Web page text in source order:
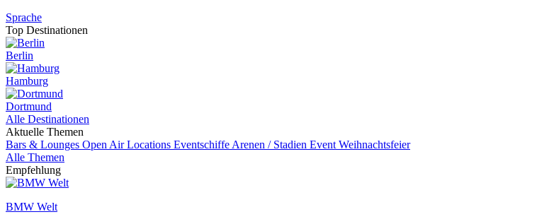
Sprache
Top Destinationen
Berlin
Hamburg
Dortmund
Alle Destinationen
Aktuelle Themen
Bars & Lounges Open Air Locations Eventschiffe Arenen / Stadien Event Weihnachtsfeier
Alle Themen
Empfehlung
BMW Welt